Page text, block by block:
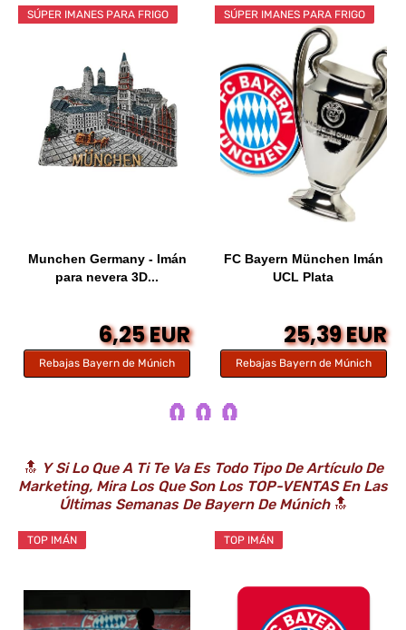
SÚPER IMANES PARA FRIGO
Munchen Germany - Imán
para nevera 3D...
6,25 EUR
Rebajas Bayern de Múnich
SÚPER IMANES PARA FRIGO
FC Bayern München Imán
UCL Plata
25,39 EUR
Rebajas Bayern de Múnich
🧲 🧲 🧲
🔝 Y Si Lo Que A Ti Te Va Es Todo Tipo De Artículo De
Marketing, Mira Los Que Son Los TOP-VENTAS En Las
Últimas Semanas De Bayern De Múnich🔝
TOP IMÁN TOP IMÁN